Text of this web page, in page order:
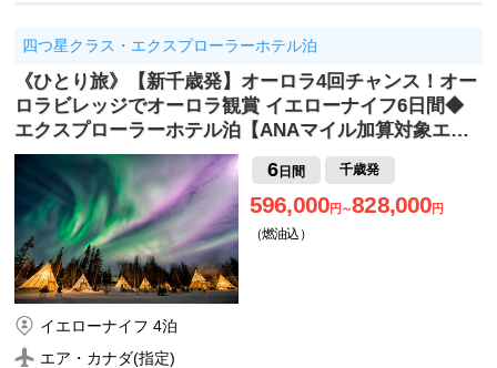
四つ星クラス・エクスプローラーホテル泊
《ひとり旅》【新千歳発】オーロラ4回チャンス！オー
ロラビレッジでオーロラ観賞 イエローナイフ6日間◆
エクスプローラーホテル泊【ANAマイル加算対象エ…
6日間 千歳発
596,000円～828,000円
（燃油込）
イエローナイフ 4泊
エア・カナダ(指定)